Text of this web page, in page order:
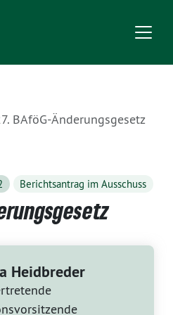
BAföG-Änderungsgesetz
Berichtsantrag im Ausschuss
Heidbreder